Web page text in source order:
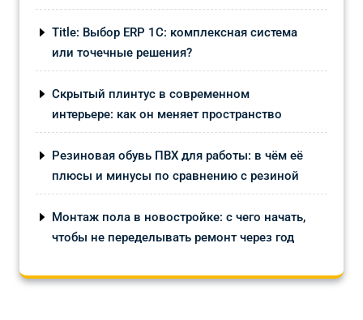
Title: Выбор ERP 1С: комплексная система
или точечные решения?
Скрытый плинтус в современном
интерьере: как он меняет пространство
Резиновая обувь ПВХ для работы: в чём её
плюсы и минусы по сравнению с резиной
Монтаж пола в новостройке: с чего начать,
чтобы не переделывать ремонт через год